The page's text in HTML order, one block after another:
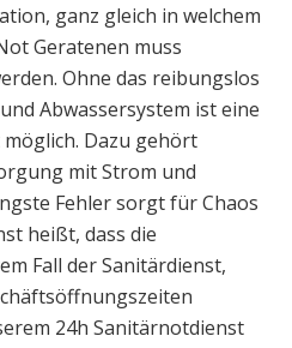
ganz gleich in welchem
Geratenen muss
Ohne das reibungslos
Abwassersystem ist eine
Dazu gehört
mit Strom und
Fehler sorgt für Chaos
heißt, dass die
Fall der Sanitärdienst,
24h Sanitärnotdienst